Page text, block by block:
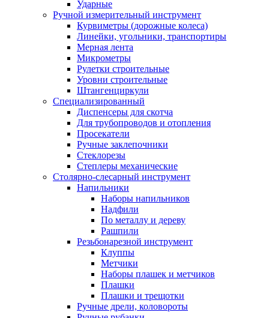
Ударные
Ручной измерительный инструмент
Курвиметры (дорожные колеса)
Линейки, угольники, транспортиры
Мерная лента
Микрометры
Рулетки строительные
Уровни строительные
Штангенциркули
Специализированный
Диспенсеры для скотча
Для трубопроводов и отопления
Просекатели
Ручные заклепочники
Стеклорезы
Степлеры механические
Столярно-слесарный инструмент
Напильники
Наборы напильников
Надфили
По металлу и дереву
Рашпили
Резьбонарезной инструмент
Клуппы
Метчики
Наборы плашек и метчиков
Плашки
Плашки и трещотки
Ручные дрели, коловороты